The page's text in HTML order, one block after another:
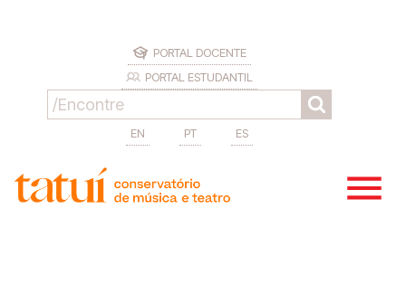
PORTAL DOCENTE
PORTAL ESTUDANTIL
EN PT ES